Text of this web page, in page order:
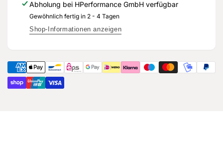
Original
Ersatzteil
für
-
Original
Ersatzteil
RS3
8Y
Abholung bei HPerformance GmbH verfügbar
Gewöhnlich fertig in 2 - 4 Tagen
Shop-Informationen anzeigen